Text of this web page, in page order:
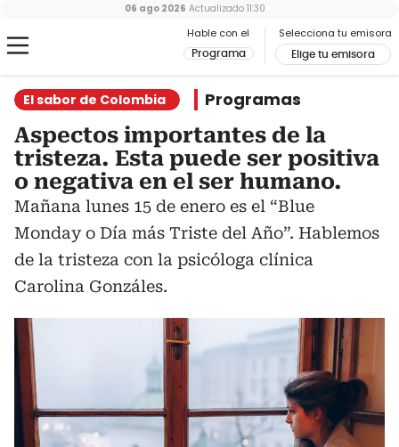
Hable con el
Programa
Selecciona tu emisora
Elige tu emisora
06 ago 2026 Actualizado 11:30
El sabor de Colombia Programas
Aspectos importantes de la
tristeza. Esta puede ser positiva
o negativa en el ser humano.
Mañana lunes 15 de enero es el “Blue
Monday o Día más Triste del Año”. Hablemos
de la tristeza con la psicóloga clínica
Carolina Gonzáles.